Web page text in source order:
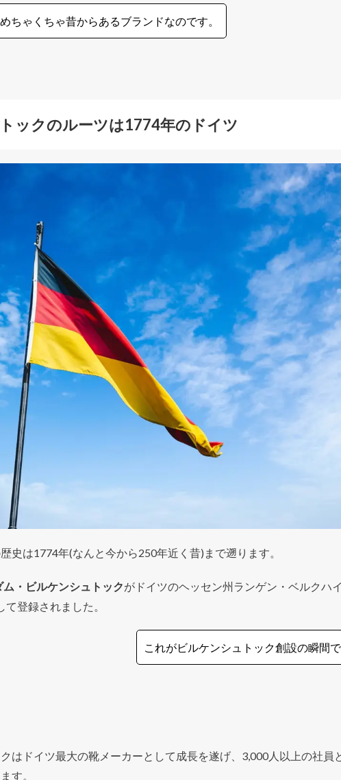
ちゃくちゃ昔からあるブランドなのです。
ックのルーツは1774年のドイツ
史は1774年(なんと今から250年近く昔) まで遡ります。
ム・ビルケンシュトックがドイツのヘッセン州ランゲン・ベルクハ
登録されました。
これがビルケンシュトック創設の瞬間で
はドイツ最大の靴メーカーとして成長を遂げ、3,000人以上の社員
す。